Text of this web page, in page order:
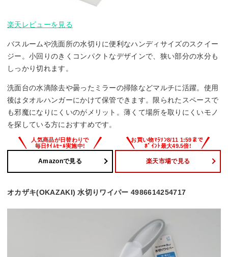
楽天レビューを見る
バスルームや洗面所の水切りに便利なハンディサイズのスクイー
ジー。小回りのきくコンパクトなデザインで、狭い部分の水分も
しっかり切れます。
洗面台の水滴除去や曇ったミラーの掃除などマルチに活躍。使用
後はタオルハンガーにかけて保管できます。限られたスペースで
も邪魔になりにくいのがメリット。薄くて場所を取りにくいモノ
を探している方におすすめです。
Amazonで見る 楽天市場で見る
オカザキ(OKAZAKI) 水切りワイパー 4986614254717